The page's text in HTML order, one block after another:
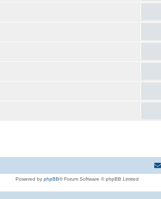
Powered by phpBB® Forum Software © phpBB Limited